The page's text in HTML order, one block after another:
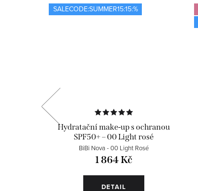
SALECODE:SUMMER15:15:%
Hydratační make-up s ochranou
SPF50+ – 00 Light rosé
BiBi Nova - 00 Light Rosé
1 864 Kč
DETAIL